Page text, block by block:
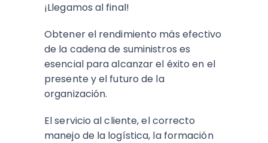
¡Llegamos al final!
Obtener el rendimiento más efectivo
de la cadena de suministros es
esencial para alcanzar el éxito en el
presente y el futuro de la
organización.
El servicio al cliente, el correcto
manejo de la logística, la formación